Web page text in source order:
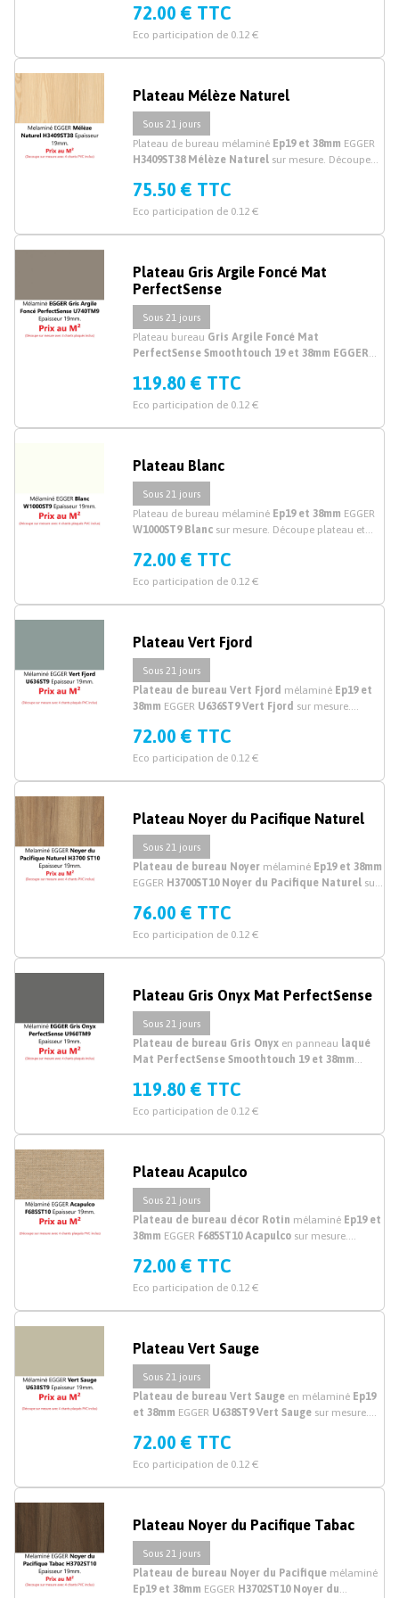
sur mesure.
72.00 € TTC
Eco participation de 0.12 €
Sous 21 jours
Plateau Mélèze Naturel
Plateau de bureau mélaminé Ep19 et 38mm EGGER
H3409ST38 Mélèze Naturel sur mesure. Découpe
sur mesure.
75.50 € TTC
Eco participation de 0.12 €
Sous 21 jours
Plateau Gris Argile Foncé Mat
PerfectSense
Plateau bureau Gris Argile Foncé Mat
PerfectSense Smoothtouch 19 et 38mm EGGER
Grislaqué Mat pour bureau sur mesure. Prix au M²
119.80 € TTC
Eco participation de 0.12 €
Sous 21 jours
Plateau Blanc
Plateau de bureau mélaminé Ep19 et 38mm EGGER
W1000ST9 Blanc sur mesure. Découpe plateau et
72.00 € TTC
Eco participation de 0.12 €
Sous 21 jours
Plateau Vert Fjord
Plateau de bureau Vert Fjord mélaminé Ep19 et
38mm EGGER U636ST9 Vert Fjord sur mesure.
mesure.
72.00 € TTC
Eco participation de 0.12 €
Sous 21 jours
Plateau Noyer du Pacifique Naturel
Plateau de bureau Noyer mélaminé Ep19 et 38mm
EGGER H3700ST10 Noyer du Pacifique Naturel sur
de travail bureau mélaminé noyer sur mesure.
76.00 € TTC
Eco participation de 0.12 €
Sous 21 jours
Plateau Gris Onyx Mat PerfectSense
Plateau de bureau Gris Onyx en panneau laqué
Mat PerfectSense Smoothtouch 19 et 38mm
votre plateau de bureau
Prix au M²
119.80 € TTC
Eco participation de 0.12 €
Sous 21 jours
Plateau Acapulco
Plateau de bureau décor Rotin mélaminé Ep19 et
38mm EGGER F685ST10 Acapulco sur mesure.
travail bureau mélaminé effet rotin sur mesure.
72.00 € TTC
Eco participation de 0.12 €
Sous 21 jours
Plateau Vert Sauge
Plateau de bureau Vert Sauge en mélaminé Ep19
et 38mm EGGER U638ST9 Vert Sauge sur mesure.
en ligne!
72.00 € TTC
Eco participation de 0.12 €
Sous 21 jours
Plateau Noyer du Pacifique Tabac
Plateau de bureau Noyer du Pacifique mélaminé
Ep19 et 38mm EGGER H3702ST10 Noyer du